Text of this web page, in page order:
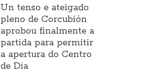
Un tenso e ateigado
pleno de Corcubión
aprobou finalmente a
partida para permitir
a apertura do Centro
de Día